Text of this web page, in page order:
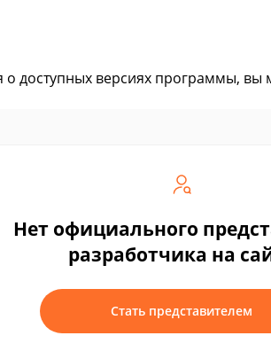
о доступных версиях программы, вы
Нет официального
разработчика на
Стать представителем